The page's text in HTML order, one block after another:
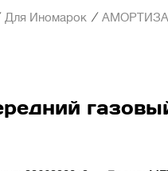
Для Иномарок /